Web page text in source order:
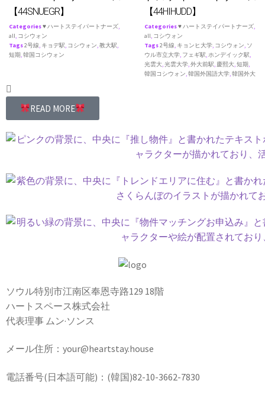
【44SNUEGR】
Categories♥ ハートステイパートナーズ,
all, コシウォン
Tags2号線, キョデ駅, コシウォン,教大駅,
短期,韓国コシウォン
【44HIHUDD】
Categories♥ ハートステイパートナーズ,
all, コシウォン
Tags2号線, キョンヒ大学, コシウォン, ソ
ウル市立大学, フェギ駅,ホンデイック駅,
光雲大,光雲大学,外大前駅, 慶熙大,短期,
韓国コシウォン,韓国外国語大学,韓国外大
READ MORE
ソウル特別市江南区奉恩寺路129 18階
ハートスペース株式会社
代表理事 ムン·ソンス
メール住所：your@heartstay.house
電話番号(日本語可能)：(韓国)82-10-3662-7830